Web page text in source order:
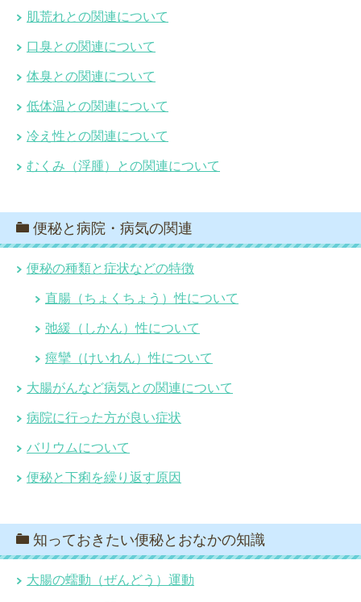
肌荒れとの関連について
口臭との関連について
体臭との関連について
低体温との関連について
冷え性との関連について
むくみ（浮腫）との関連について
便秘と病院・病気の関連
便秘の種類と症状などの特徴
直腸（ちょくちょう）性について
弛緩（しかん）性について
痙攣（けいれん）性について
大腸がんなど病気との関連について
病院に行った方が良い症状
バリウムについて
便秘と下痢を繰り返す原因
知っておきたい便秘とおなかの知識
大腸の蠕動（ぜんどう）運動